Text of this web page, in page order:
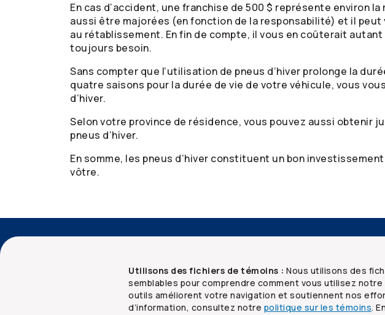
En cas d’accident, une franchise de 500 $ représente environ
aussi être majorées (en fonction de la responsabilité) et il peut
au rétablissement. En fin de compte, il vous en coûterait
toujours besoin.
Sans compter que l’utilisation de pneus d’hiver prolonge la
quatre saisons pour la durée de vie de votre véhicule, vous
d’hiver.
Selon votre province de résidence, vous pouvez aussi obtenir
pneus d’hiver.
En somme, les pneus d’hiver constituent un bon
vôtre.
Utilisons des fichiers de témoins : Nous utilisons des
semblables pour comprendre comment vous utilisez
outils améliorent votre navigation et soutiennent nos
d’information, consultez notre politique sur les témoins.
Services aux conseillers Ressources Foire